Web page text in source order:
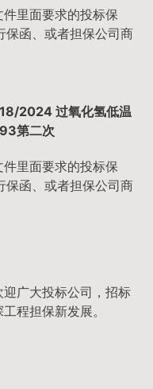
里面要求的投标保
保函、或者担保公司商
2024 过氧化氢低温
第二次
里面要求的投标保
保函、或者担保公司商
广大投标公司，招标
程担保新发展。